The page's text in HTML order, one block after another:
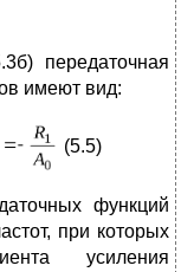
передаточная
имеют вид:
(5.5)
функций
при которых
усиления